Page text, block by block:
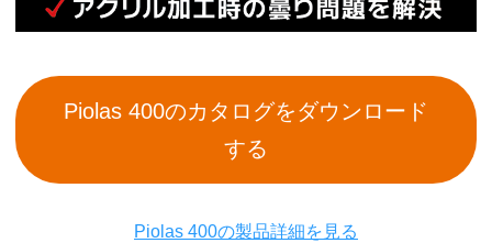
Piolas 400のカタログをダウンロード
する
Piolas 400の製品詳細を見る